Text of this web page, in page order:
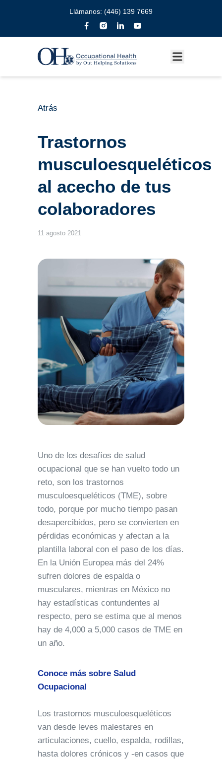
Llámanos: (446) 139 7669
Atrás
Trastornos
musculoesqueléticos
al acecho de tus
colaboradores
11 agosto 2021
Uno de los desafíos de salud
ocupacional que se han vuelto todo un
reto, son los trastornos
musculoesqueléticos (TME), sobre
todo, porque por mucho tiempo pasan
desapercibidos, pero se convierten en
pérdidas económicas y afectan a la
plantilla laboral con el paso de los días.
En la Unión Europea más del 24%
sufren dolores de espalda o
musculares, mientras en México no
hay estadísticas contundentes al
respecto, pero se estima que al menos
hay de 4,000 a 5,000 casos de TME en
un año.
Conoce más sobre Salud
Ocupacional
Los trastornos musculoesqueléticos
van desde leves malestares en
articulaciones, cuello, espalda, rodillas,
hasta dolores crónicos y -en casos que